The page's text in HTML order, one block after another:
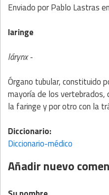
Enviado porPablo Lastrasen
laringe
lárynx -
Órgano tubular, constituido
mayoría de los vertebrados,
la faringe y por otro con la
Diccionario:
Diccionario-médico
Añadir nuevo